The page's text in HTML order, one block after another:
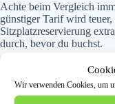
Wir verwenden Cookies, um
Achte beim Vergleich
günstiger Tarif wird
Sitzplatzreservierung
durch, bevor du buchst.
Vor dem Abflug